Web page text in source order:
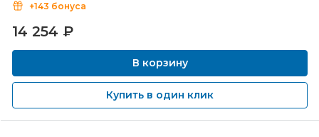
+143 бонуса
14 254 ₽
В корзину
Купить в один клик